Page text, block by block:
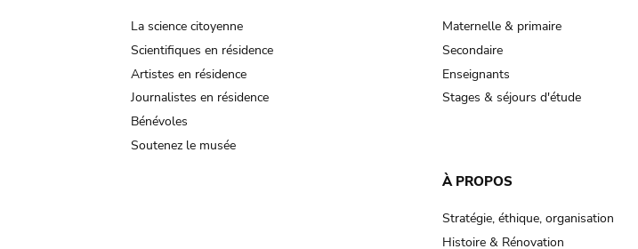
La science citoyenne
Scientifiques en résidence
Artistes en résidence
Journalistes en résidence
Bénévoles
Soutenez le musée
Maternelle & primaire
Secondaire
Enseignants
Stages & séjours d'étude
À PROPOS
Stratégie, éthique, organisation
Histoire & Rénovation